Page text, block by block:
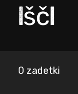
Išči
0 zadetki